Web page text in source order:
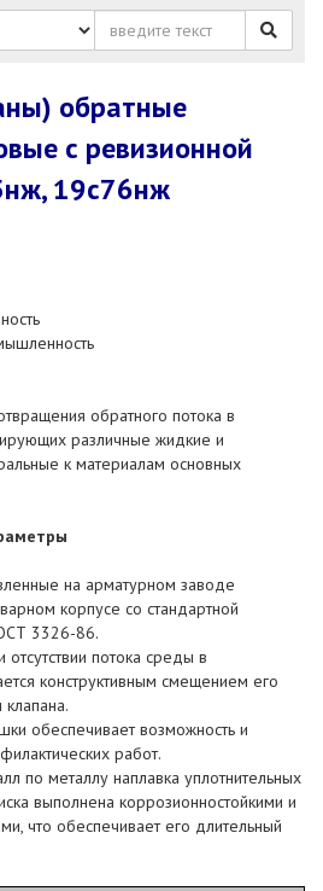
обратные
с ревизионной
19с76нж
обратного потока в
различные жидкие и
к материалам основных
на арматурном заводе
корпусе со стандартной
3326-86.
потока среды в
конструктивным смещением его
обеспечивает возможность и
работ.
по металлу наплавка уплотнительных
выполнена коррозионностойкими и
что обеспечивает его длительный